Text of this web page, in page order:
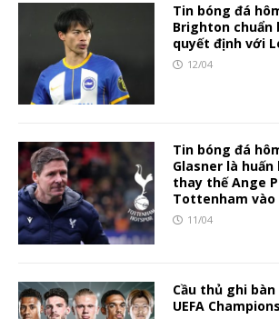
Tin bóng đá
Brighton chuẩn
quyết định với
12/04
Tin bóng đá
Glasner là huấn
thay thế Ange
Tottenham
11/04
Cầu thủ ghi
UEFA